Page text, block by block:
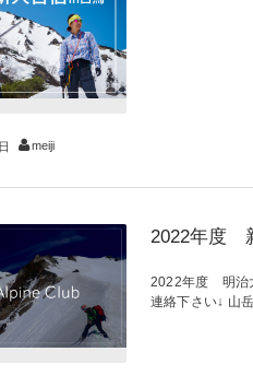
meiji
2022年度
2022年度 明治
連絡下さい↓ 山